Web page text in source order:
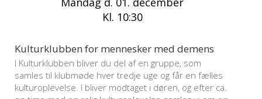
Kl. 10:30
Kulturklubben for mennesker med demens
I Kulturklubben bliver du del af en gruppe, som
samles til klubmøde hver tredje uge og får en fælles
kulturoplevelse. I bliver modtaget i døren, og efter ca.